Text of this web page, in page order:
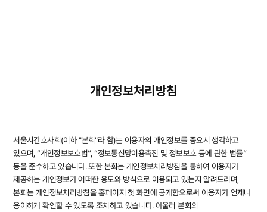
개인정보처리방침
서울시간호사회(이하 "본회"라 함)는 이용자의 개인정보를 중요시 생각하고
있으며, “개인정보보호법”, “정보통신망이용촉진 및 정보보호 등에 관한 법률”
등을 준수하고 있습니다. 또한 본회는 개인정보처리방침을 통하여 이용자가
제공하는 개인정보가 어떠한 용도와 방식으로 이용되고 있는지 알려드리며,
본회는 개인정보처리방침을 홈페이지 첫 화면에 공개함으로써 이용자가 언제나
용이하게 확인할 수 있도록 조치하고 있습니다. 아울러 본회의